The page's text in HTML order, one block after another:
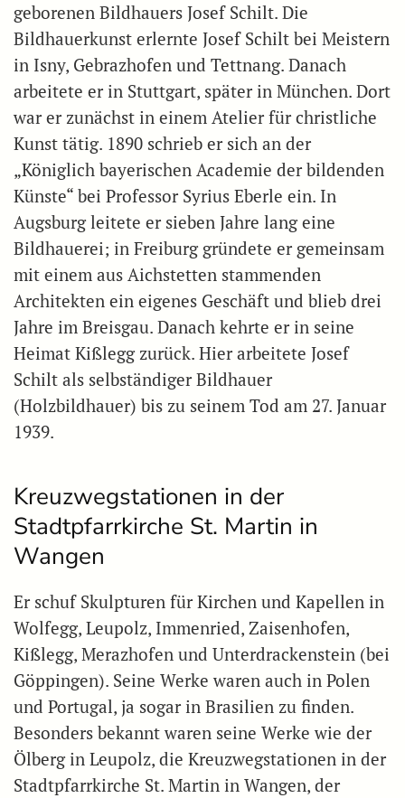
geborenen Bildhauers Josef Schilt. Die
Bildhauerkunst erlernte Josef Schilt bei Meistern
in Isny, Gebrazhofen und Tettnang. Danach
arbeitete er in Stuttgart, später in München. Dort
war er zunächst in einem Atelier für christliche
Kunst tätig. 1890 schrieb er sich an der
„Königlich bayerischen Academie der bildenden
Künste“ bei Professor Syrius Eberle ein. In
Augsburg leitete er sieben Jahre lang eine
Bildhauerei; in Freiburg gründete er gemeinsam
mit einem aus Aichstetten stammenden
Architekten ein eigenes Geschäft und blieb drei
Jahre im Breisgau. Danach kehrte er in seine
Heimat Kißlegg zurück. Hier arbeitete Josef
Schilt als selbständiger Bildhauer
(Holzbildhauer) bis zu seinem Tod am 27. Januar
1939.
Kreuzwegstationen in der
Stadtpfarrkirche St. Martin in
Wangen
Er schuf Skulpturen für Kirchen und Kapellen in
Wolfegg, Leupolz, Immenried, Zaisenhofen,
Kißlegg, Merazhofen und Unterdrackenstein (bei
Göppingen). Seine Werke waren auch in Polen
und Portugal, ja sogar in Brasilien zu finden.
Besonders bekannt waren seine Werke wie der
Ölberg in Leupolz, die Kreuzwegstationen in der
Stadtpfarrkirche St. Martin in Wangen, der